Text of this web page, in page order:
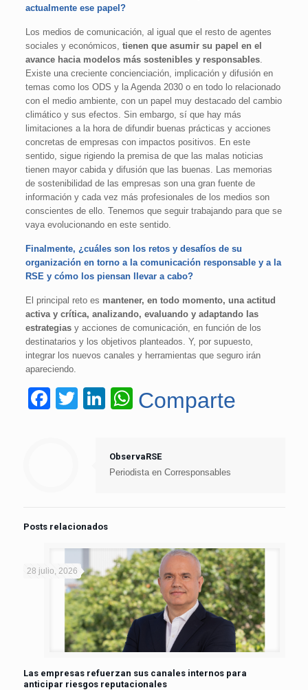
actualmente ese papel?
Los medios de comunicación, al igual que el resto de agentes
sociales y económicos, tienen que asumir su papel en el
avance hacia modelos más sostenibles y responsables.
Existe una creciente concienciación, implicación y difusión en
temas como los ODS y la Agenda 2030 o en todo lo relacionado
con el medio ambiente, con un papel muy destacado del cambio
climático y sus efectos. Sin embargo, sí que hay más
limitaciones a la hora de difundir buenas prácticas y acciones
concretas de empresas con impactos positivos. En este
sentido, sigue rigiendo la premisa de que las malas noticias
tienen mayor cabida y difusión que las buenas. Las memorias
de sostenibilidad de las empresas son una gran fuente de
información y cada vez más profesionales de los medios son
conscientes de ello. Tenemos que seguir trabajando para que se
vaya evolucionando en este sentido.
Finalmente, ¿cuáles son los retos y desafíos de su
organización en torno a la comunicación responsable y a la
RSE y cómo los piensan llevar a cabo?
El principal reto es mantener, en todo momento, una actitud
activa y crítica, analizando, evaluando y adaptando las
estrategias y acciones de comunicación, en función de los
destinatarios y los objetivos planteados. Y, por supuesto,
integrar los nuevos canales y herramientas que seguro irán
apareciendo.
Facebook
TwitterLinkedIn
WhatsApp
Comparte
ObservaRSE
Periodista en Corresponsables
Posts relacionados
28 julio, 2026
Las empresas refuerzan sus canales internos para
anticipar riesgos reputacionales